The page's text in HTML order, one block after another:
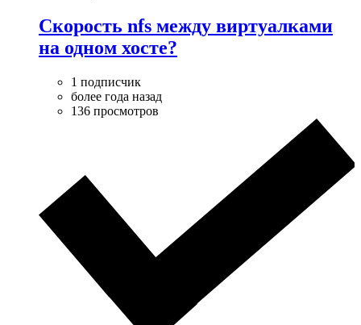
Скорость nfs между виртуалками
на одном хосте?
1 подписчик
более года назад
136 просмотров